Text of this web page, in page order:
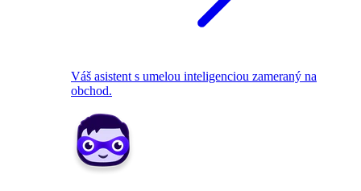
Váš asistent s umelou inteligenciou zameraný na
obchod.